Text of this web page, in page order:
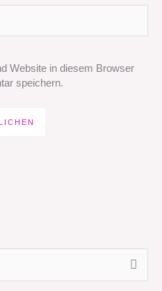
Website in diesem Browser
speichern.